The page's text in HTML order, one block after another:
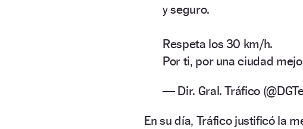
y seguro. ​
Respeta los 30 km/h.
Por ti, por una ciudad
— Dir. Gral. Tráfico
En su día, Tráfico justificó la